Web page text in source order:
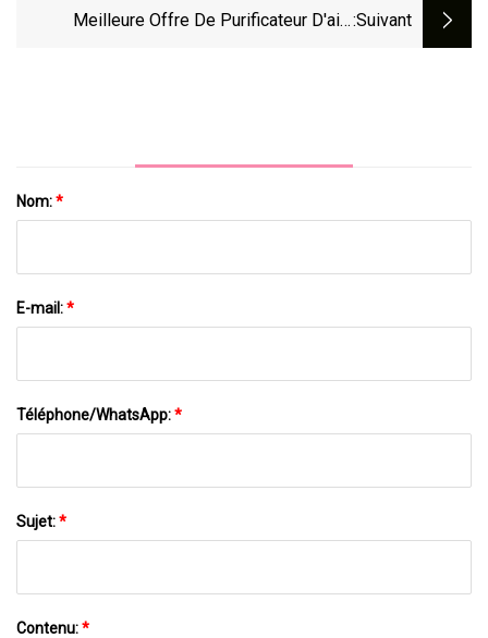
Sans Fil
Meilleure Offre De Purificateur D'air ::suivant
Nom:*
E-mail:*
Téléphone/WhatsApp:*
Sujet:*
Contenu:*